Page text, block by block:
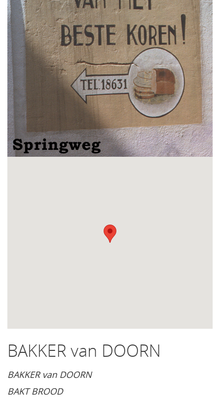
BAKKER van DOORN
BAKKER van DOORN
BAKT BROOD